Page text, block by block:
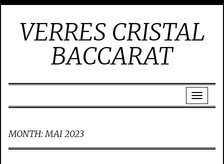
VERRES CRISTAL
BACCARAT
MONTH:MAI 2023